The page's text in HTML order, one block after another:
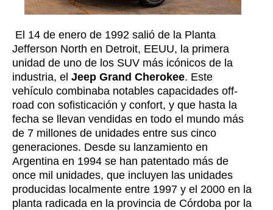
El 14 de enero de 1992 salió de la Planta
Jefferson North en Detroit, EEUU, la primera
unidad de uno de los SUV más icónicos de la
industria, el Jeep Grand Cherokee. Este
vehículo combinaba notables capacidades off-
road con sofisticación y confort, y que hasta la
fecha se llevan vendidas en todo el mundo más
de 7 millones de unidades entre sus cinco
generaciones. Desde su lanzamiento en
Argentina en 1994 se han patentado más de
once mil unidades, que incluyen las unidades
producidas localmente entre 1997 y el 2000 en la
planta radicada en la provincia de Córdoba por la